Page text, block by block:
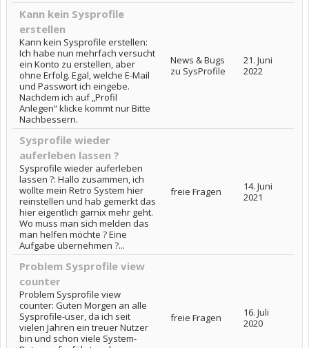
Kann kein Sysprofile
erstellen
Kann kein Sysprofile erstellen:
Ich habe nun mehrfach versucht
ein Konto zu erstellen, aber
ohne Erfolg. Egal, welche E-Mail
und Passwort ich eingebe.
Nachdem ich auf „Profil
Anlegen“ klicke kommt nur Bitte
Nachbessern.
News & Bugs
zu SysProfile
21. Juni
2022
Sysprofile wieder
auferleben lassen ?
Sysprofile wieder auferleben
lassen ?: Hallo zusammen, ich
wollte mein Retro System hier
reinstellen und hab gemerkt das
hier eigentlich garnix mehr geht.
Wo muss man sich melden das
man helfen möchte ? Eine
Aufgabe übernehmen ?...
freie Fragen
14. Juni
2021
Problem Sysprofile view
counter
Problem Sysprofile view
counter: Guten Morgen an alle
Sysprofile-user, da ich seit
vielen Jahren ein treuer Nutzer
bin und schon viele System-
freie Fragen
16. Juli
2020